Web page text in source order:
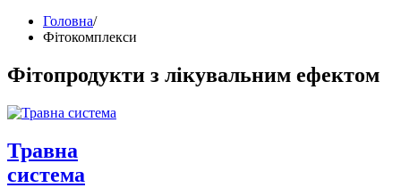
Головна/
Фітокомплекси
Фітопродукти з лікувальним ефектом
Травна
система